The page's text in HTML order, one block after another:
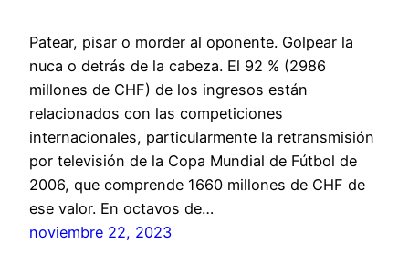
Patear, pisar o morder al oponente. Golpear la
nuca o detrás de la cabeza. El 92 % (2986
millones de CHF) de los ingresos están
relacionados con las competiciones
internacionales, particularmente la retransmisión
por televisión de la Copa Mundial de Fútbol de
2006, que comprende 1660 millones de CHF de
ese valor. En octavos de…
noviembre 22, 2023